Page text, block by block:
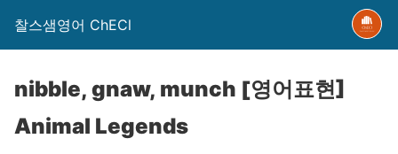
찰스샘영어 ChECl
nibble, gnaw, munch [영어표현]
Animal Legends